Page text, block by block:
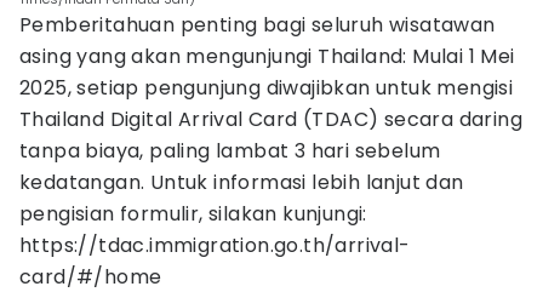
Pemberitahuan penting bagi seluruh wisatawan
asing yang akan mengunjungi Thailand: Mulai 1 Mei
2025, setiap pengunjung diwajibkan untuk mengisi
Thailand Digital Arrival Card (TDAC) secara daring
tanpa biaya, paling lambat 3 hari sebelum
kedatangan. Untuk informasi lebih lanjut dan
pengisian formulir, silakan kunjungi:
https://tdac.immigration.go.th/arrival-
card/#/home